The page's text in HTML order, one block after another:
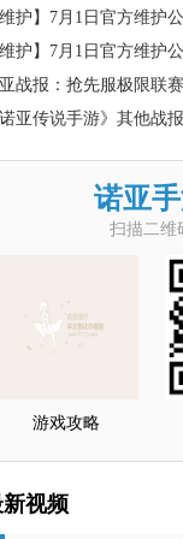
维护】7月1日官方维护
维护】7月1日官方维护
战报：抢先服极限联
诺亚传说手游》其他战
诺亚
扫描二维
游戏攻略
视频